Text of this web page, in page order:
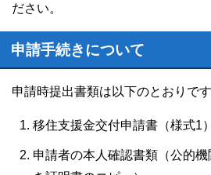
ださい。
申請手続きについて
申請時提出書類は以下のとおりです
移住支援金交付申請書（様式1）
申請者の本人確認書類（公的